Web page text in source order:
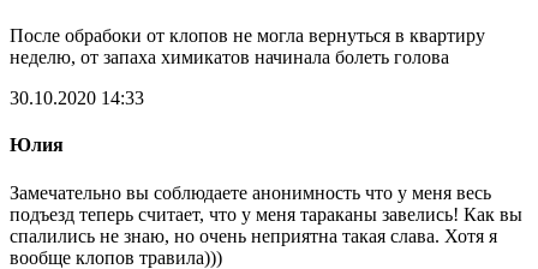
После обрабоки от клопов не могла вернуться в квартиру
неделю, от запаха химикатов начинала болеть голова
30.10.2020 14:33
Юлия
Замечательно вы соблюдаете анонимность что у меня весь
подъезд теперь считает, что у меня тараканы завелись! Как вы
спалились не знаю, но очень неприятна такая слава. Хотя я
вообще клопов травила)))